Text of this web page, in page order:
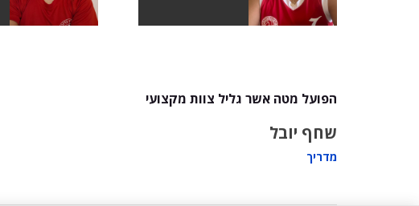
הפועל מטה אשר גליל צוות מקצועי
שחף יובל
מדריך